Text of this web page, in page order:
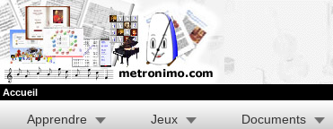
Accueil
Apprendre Jeux Documents